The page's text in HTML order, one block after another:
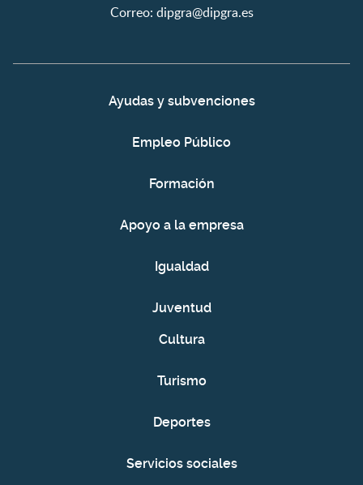
Correo: dipgra@dipgra.es
Ayudas y subvenciones
Empleo Público
Formación
Apoyo a la empresa
Igualdad
Juventud
Cultura
Turismo
Deportes
Servicios sociales